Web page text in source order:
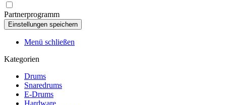
Partnerprogramm
Menü schließen
Kategorien
Drums
Snaredrums
E-Drums
Hardware